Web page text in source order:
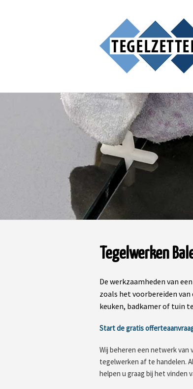
Tegelwerken
De werkzaamheden van
zoals het voorbereiden
keuken, badkamer of tuin
Start de gratis
Wij beheren een netwerk van
tegelwerken af te handelen.
helpen u graag bij het vinden